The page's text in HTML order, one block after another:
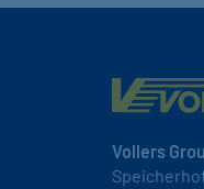
Vollers